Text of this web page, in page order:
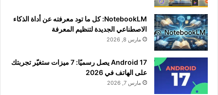
NotebookLM: كل ما تود معرفته عن أداة الذكاء
الاصطناعي الجديدة لتنظيم المعرفة
مارس 8, 2026
Android 17 يصل رسميًا: 7 ميزات ستغيّر تجربتك
على الهاتف في 2026
مارس 7, 2026